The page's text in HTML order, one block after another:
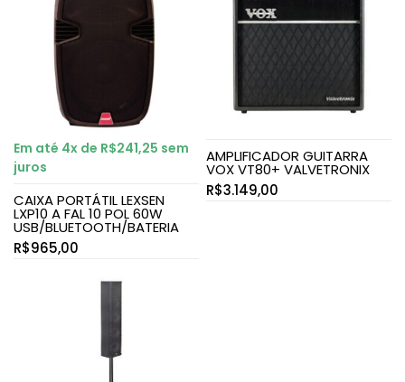
Em até 4x de R$241,25 sem
juros
CAIXA PORTÁTIL LEXSEN
LXP10 A FAL 10 POL 60W
USB/BLUETOOTH/BATERIA
R$965,00
AMPLIFICADOR GUITARRA
VOX VT80+ VALVETRONIX
R$3.149,00